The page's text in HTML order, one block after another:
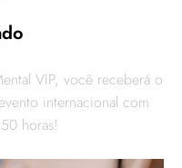
VIP, você receberá o
internacional com
horas!